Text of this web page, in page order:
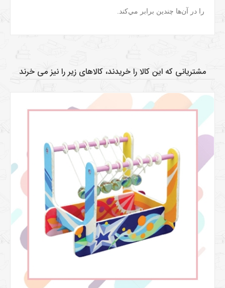
را در آن‌ها چندين برابر مي‌کند.
مشتریانی که این کالا را خریدند، کالاهای زیر را نیز می خرند